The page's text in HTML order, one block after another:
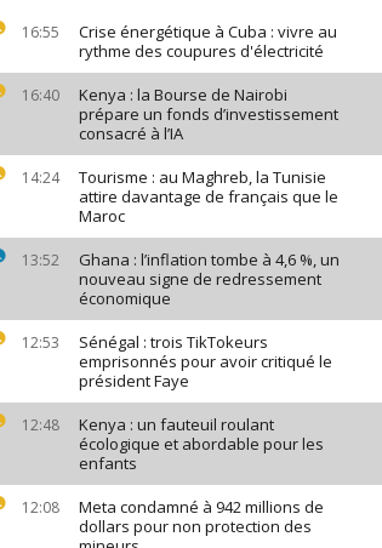
16:55
Crise énergétique à Cuba : vivre au
rythme des coupures d'électricité
16:40
Kenya : la Bourse de Nairobi
prépare un fonds d’investissement
consacré à l’IA
14:24
Tourisme : au Maghreb, la Tunisie
attire davantage de français que le
Maroc
13:52
Ghana : l’inflation tombe à 4,6 %, un
nouveau signe de redressement
économique
12:53
Sénégal : trois TikTokeurs
emprisonnés pour avoir critiqué le
président Faye
12:48
Kenya : un fauteuil roulant
écologique et abordable pour les
enfants
12:08
Meta condamné à 942 millions de
dollars pour non protection des